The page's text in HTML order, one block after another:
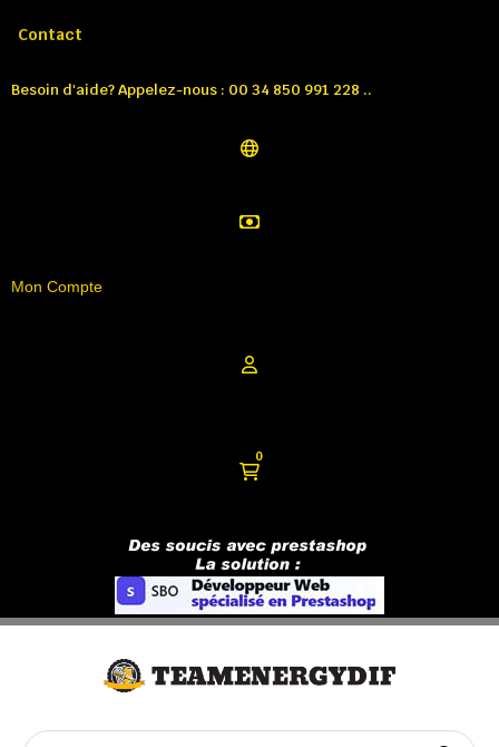
Contact
Besoin d'aide? Appelez-nous : 00 34 850 991 228 ..
Mon Compte
0